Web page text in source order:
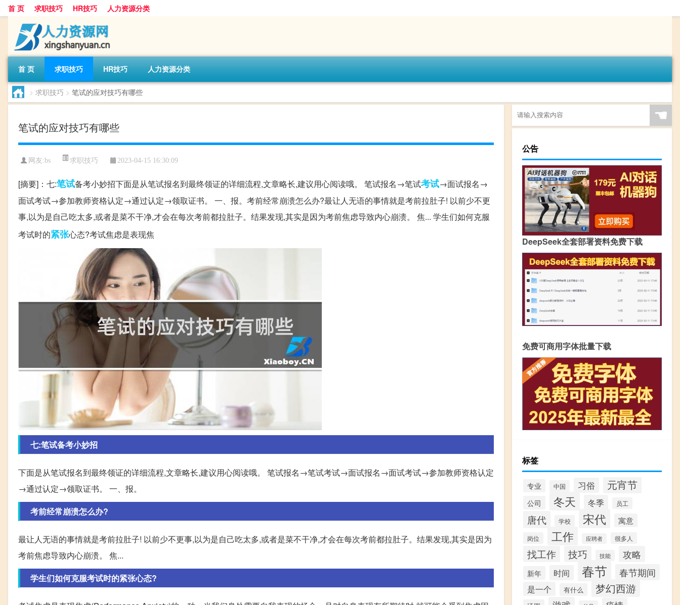
首 页 求职技巧 HR技巧 人力资源分类
首 页 求职技巧 HR技巧 人力资源分类
> 求职技巧 > 笔试的应对技巧有哪些
笔试的应对技巧有哪些
网友:bs 求职技巧 2023-04-15 16:30:09
[摘要]：七:笔试备考小妙招下面是从笔试报名到最终领证的详细流程,文章略长,建议用心阅读哦。 笔试报名→笔试考试→面试报名→
面试考试→参加教师资格认定→通过认定→领取证书。 一、报。考前经常崩溃怎么办?最让人无语的事情就是考前拉肚子! 以前少不更
事,以为是自己吃太多,或者是菜不干净,才会在每次考前都拉肚子。结果发现,其实是因为考前焦虑导致内心崩溃。 焦... 学生们如何克服
考试时的紧张心态?考试焦虑是表现焦
七:笔试备考小妙招
下面是从笔试报名到最终领证的详细流程,文章略长,建议用心阅读哦。 笔试报名→笔试考试→面试报名→面试考试→参加教师资格认定
→通过认定→领取证书。 一、报。
考前经常崩溃怎么办?
最让人无语的事情就是考前拉肚子! 以前少不更事,以为是自己吃太多,或者是菜不干净,才会在每次考前都拉肚子。结果发现,其实是因为
考前焦虑导致内心崩溃。 焦...
学生们如何克服考试时的紧张心态?
☚
公告
DeepSeek全套部署资料免费下载
免费可商用字体批量下载
标签
专业 中国 习俗 元宵节
公司 冬天 冬季 员工
唐代 学校 宋代 寓意
岗位 工作 应聘者 很多人
找工作 技巧 技能 攻略
新年 时间 春节 春节期间
是一个 有什么 梦幻西游